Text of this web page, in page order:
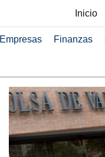
Inicio
Empresas Finanzas